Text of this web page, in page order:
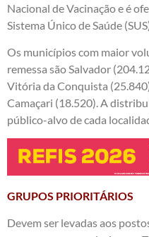
Nacional de Vacinação e é
Sistema Único de Saúde
Os municípios com maior
remessa são Salvador
Vitória da Conquista
Camaçari (18.520). A
público-alvo de cada
GRUPOS PRIORITÁRIOS
Devem ser levadas aos